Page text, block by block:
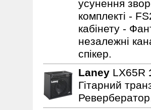
усунення
комплекті -
кабінету -
незалежні
спікер.
Laney LX65R
Гітарний